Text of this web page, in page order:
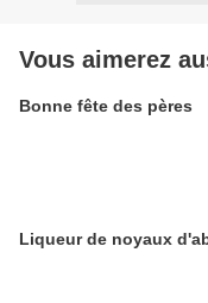
Vous aimerez
Bonne fête des pères
Liqueur de noyaux